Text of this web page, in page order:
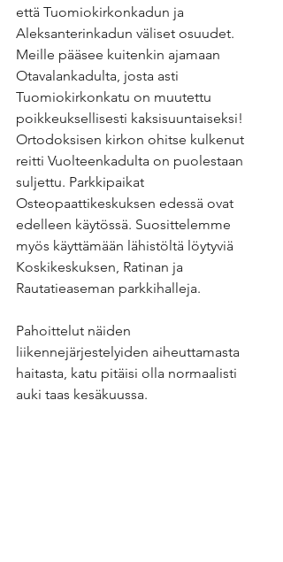
että Tuomiokirkonkadun ja
Aleksanterinkadun väliset osuudet.
Meille pääsee kuitenkin ajamaan
Otavalankadulta, josta asti
Tuomiokirkonkatu on muutettu
poikkeuksellisesti kaksisuuntaiseksi!
Ortodoksisen kirkon ohitse kulkenut
reitti Vuolteenkadulta on puolestaan
suljettu. Parkkipaikat
Osteopaattikeskuksen edessä ovat
edelleen käytössä. Suosittelemme
myös käyttämään lähistöltä löytyviä
Koskikeskuksen, Ratinan ja
Rautatieaseman parkkihalleja.
Pahoittelut näiden
liikennejärjestelyiden aiheuttamasta
haitasta, katu pitäisi olla normaalisti
auki taas kesäkuussa.